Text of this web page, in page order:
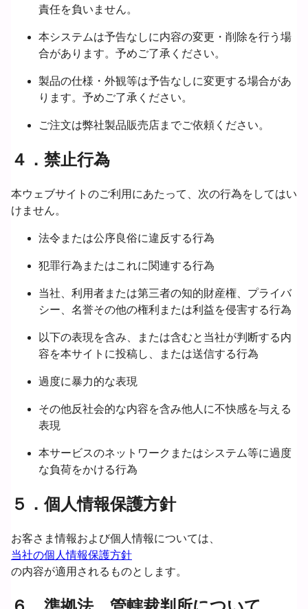
責任を負いません。
本システムは予告なしに内容の変更・削除を行う場
合があります。予めご了承ください。
製品の仕様・外観等は予告なしに変更する場合があ
ります。予めご了承ください。
ご注文は弊社製品販売店までご依頼ください。
４．禁止行為
本ウェブサイトのご利用にあたって、次の行為をしてはい
けません。
法令または公序良俗に違反する行為
犯罪行為またはこれに関連する行為
当社、利用者または第三者の知的財産権、プライバ
シー、名誉その他の権利または利益を侵害する行為
以下の表現を含み、または含むと当社が判断する内
容を本サイトに投稿し、または送信する行為
過度に暴力的な表現
その他反社会的な内容を含み他人に不快感を与える
表現
本サービスのネットワークまたはシステム等に過度
な負荷をかける行為
５．個人情報保護方針
お客さま情報および個人情報については、
当社の個人情報保護方針
の内容が適用されるものとします。